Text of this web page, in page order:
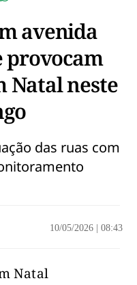
avenida
Natal neste
das ruas com
10/05/2026 08:43
Natal